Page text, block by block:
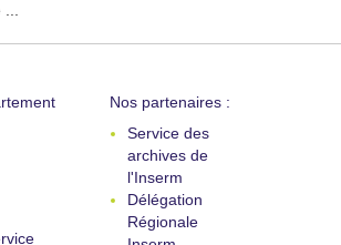
Nos partenaires :
Service des
archives de
l'Inserm
Délégation
Régionale